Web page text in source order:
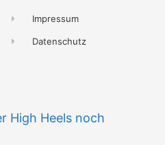
Impressum
Datenschutz
High Heels noch